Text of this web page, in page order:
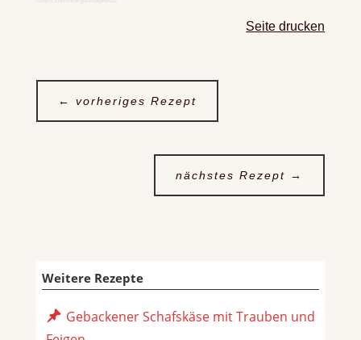
Seite drucken
← vorheriges Rezept
nächstes Rezept →
Weitere Rezepte
Gebackener Schafskäse mit Trauben und